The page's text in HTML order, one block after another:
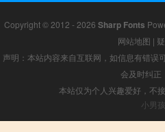
Copyright © 2012 - 2026 Sharp Fonts
网站地图 |
声明：本站内容来自互联网，如信息有错误
会及时纠正
本站仅为个人兴趣爱好，不
小男孩